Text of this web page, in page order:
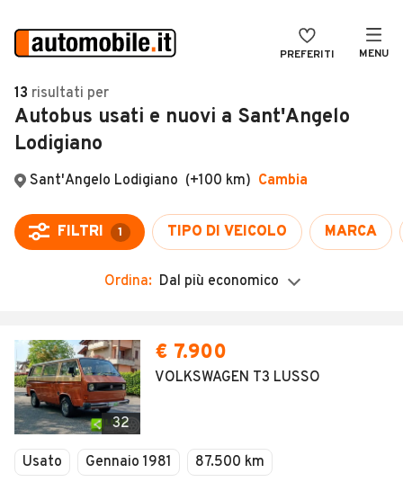
PREFERITI MENU
Auto
Auto usate
Auto Km 0
Auto Nuove
Moto
Camper
Veicoli Commerciali
Concessionari
VENDI
MAGAZINE
ACCEDI
13 risultati per
Autobus usati e nuovi a Sant'Angelo
Lodigiano
Sant'Angelo Lodigiano (+100 km) Cambia
FILTRI 1 TIPO DI VEICOLO MARCA
Ordina: Dal più economico
32
€ 7.900
VOLKSWAGEN T3 LUSSO
Usato Gennaio 1981
87.500 km